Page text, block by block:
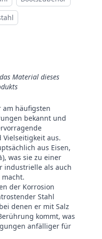
Material dieses
am häufigsten
bekannt und
aus.
aus Eisen,
was sie zu einer
industrielle als auch
der Korrosion
Stahl
denen er mit Salz
kommt, was
anfälliger für